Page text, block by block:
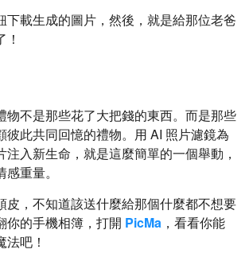
下載生成的圖片，然後，就是給那位老爸
物不是那些花了大把錢的東西。而是那些
彼此共同回憶的禮物。用 AI 照片濾鏡為
注入新生命，就是這麼簡單的一個舉動，
重量。
皮，不知道該送什麼給那個什麼都不想要
你的手機相簿，打開 PicMa ，看看你能
吧！